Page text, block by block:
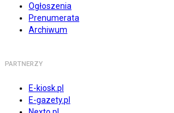
Ogłoszenia
Prenumerata
Archiwum
PARTNERZY
E-kiosk.pl
E-gazety.pl